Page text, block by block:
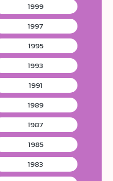
1999
1997
1995
1993
1991
1989
1987
1985
1983